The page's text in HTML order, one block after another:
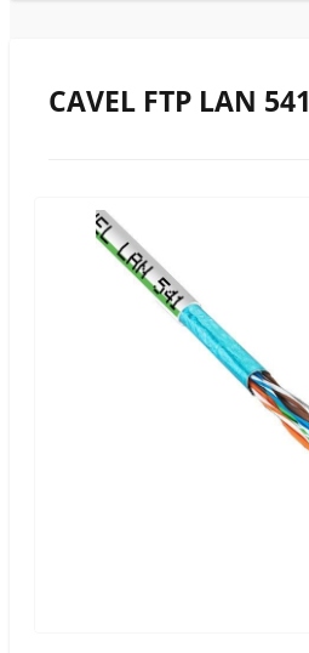
CAVEL FTP LAN 541